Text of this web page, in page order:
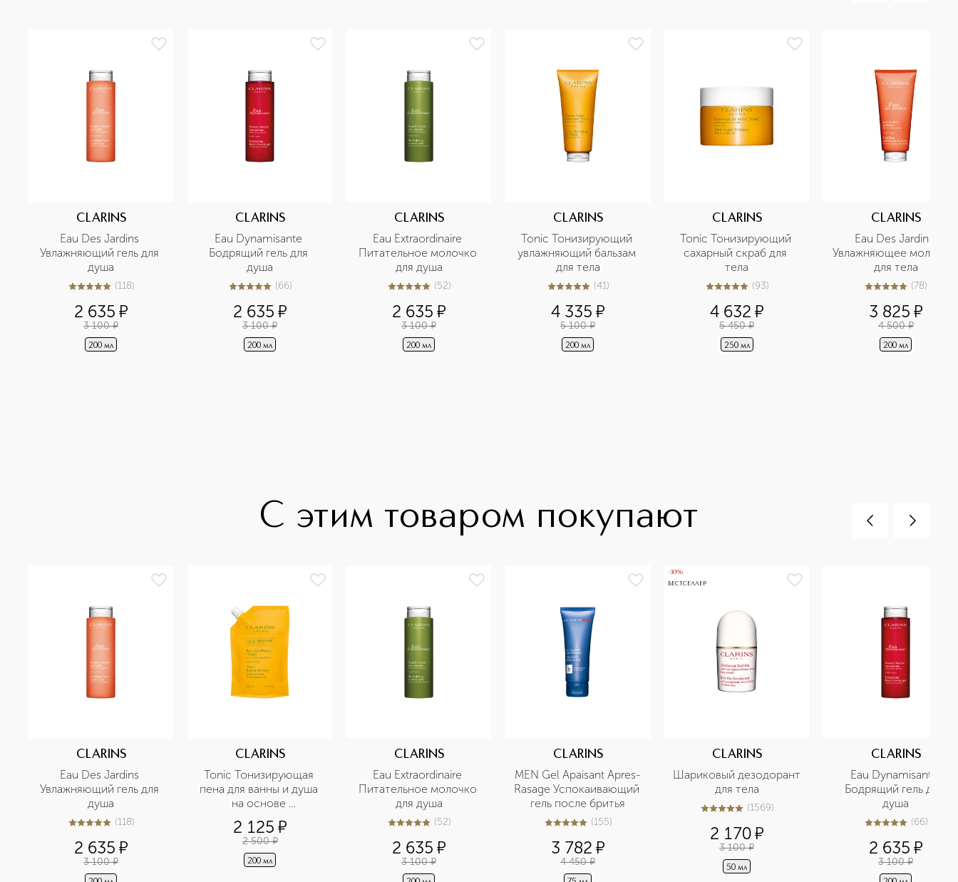
CLARINS
Eau Des Jardins
Увлажняющий гель для
душа
5из 5118 (118)
2 635 ¤
3 100 ¤
200 мл
CLARINS
Eau Dynamisante
Бодрящий гель для
душа
4.9из566 (66)
2 635 ¤
3 100 ¤
200 мл
CLARINS
Eau Extraordinaire
Питательное молочко
для душа
4.9из552 (52)
2 635 ¤
3 100 ¤
200 мл
CLARINS
Tonic Тонизирующий
увлажняющий бальзам
для тела
5из 541 (41)
4 335 ¤
5 100 ¤
200 мл
CLARINS
Tonic Тонизирующий
сахарный скраб для
тела
5из 593 (93)
4 632 ¤
5 450 ¤
250 мл
CLARINS
Eau Des Jardins
Увлажняющее молочко
для тела
5из 578 (78)
3 825 ¤
4 500 ¤
200 мл
С этим товаром покупают
CLARINS
Eau Des Jardins
Увлажняющий гель для
душа
5из 5118 (118)
2 635 ¤
3 100 ¤
CLARINS
Tonic Тонизирующая
пена для ванны и душа
на основе
растительных
экстрактов, сменный
блок
2 125 ¤
2 500 ¤
200 мл
CLARINS
Eau Extraordinaire
Питательное молочко
для душа
4.9из552 (52)
2 635 ¤
3 100 ¤
CLARINS
MEN Gel Apaisant Apres-
Rasage Успокаивающий
гель после бритья
5из 5155 (155)
3 782 ¤
4 450 ¤
-30%
БЕСТСЕЛЛЕР
CLARINS
Шариковый дезодорант
для тела
5из 51569 (1569)
2 170¤
3 100 ¤
50 мл
CLARINS
Eau Dynamisante
Бодрящий гель для
душа
4.9из566 (66)
2 635 ¤
3 100 ¤